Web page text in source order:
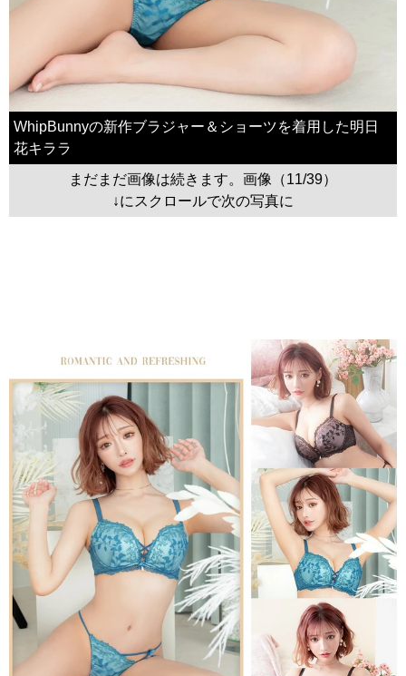
WhipBunnyの新作ブラジャー＆ショーツを着用した明日
花キララ
まだまだ画像は続きます。画像（11/39）
↓にスクロールで次の写真に